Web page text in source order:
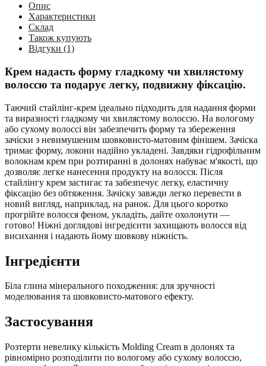
Опис
Характеристики
Склад
Також купують
Відгуки (1)
Крем надасть форму гладкому чи хвилястому
волоссю та подарує легку, подвижну фіксацію.
Таючий стайлінг-крем ідеально підходить для надання форми
та виразності гладкому чи хвилястому волоссю. На вологому
або сухому волоссі він забезпечить форму та збереження
зачіски з невимушеним шовковисто-матовим фінішем. Зачіска
тримає форму, локони надійно укладені. Завдяки гідрофільним
волокнам крем при розтиранні в долонях набуває м'якості, що
дозволяє легке нанесення продукту на волосся. Після
стайлінгу крем застигає та забезпечує легку, еластичну
фіксацію без обтяження. Зачіску завжди легко перевести в
новий вигляд, наприклад, на ранок. Для цього коротко
прогрійте волосся феном, укладіть, дайте охолонути —
готово! Ніжні доглядові інгредієнти захищають волосся від
висихання і надають йому шовкову ніжність.
Інгредієнти
Біла глина мінерального походження: для зручності
моделювання та шовковисто-матового ефекту.
Застосування
Розтерти невелику кількість Molding Cream в долонях та
рівномірно розподілити по вологому або сухому волоссю,